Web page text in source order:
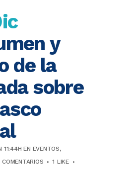
y
de la
sobre
11:44H EN EVENTOS,
COMENTARIOS 1 LIKE